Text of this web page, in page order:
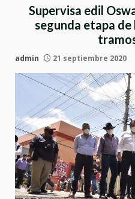
Supervisa edil
segunda etapa
admin 21 septiembre 2020